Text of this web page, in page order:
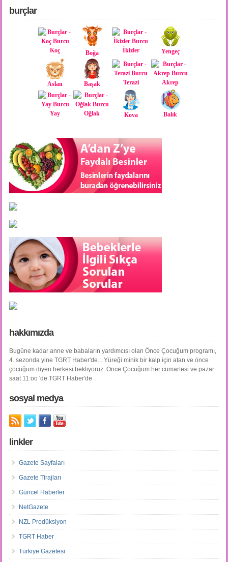
burçlar
Koç Boğa İkizler Yengeç
Aslan Başak Terazi Akrep
Yay Oğlak Kova Balık
hakkımızda
Bugüne kadar anne ve babaların yardımcısı olan Önce Çocuğum programı,
4. sezonda yine TGRT Haber'de... Yüreği minik bir kalp için atan ve önce
çocuğum diyen herkesi bekliyoruz. Önce Çocuğum her cumartesi ve pazar
saat 11:oo 'de TGRT Haber'de
sosyal medya
linkler
Gazete Sayfaları
Gazete Tirajları
Güncel Haberler
NetGazete
NZL Prodüksiyon
TGRT Haber
Türkiye Gazetesi